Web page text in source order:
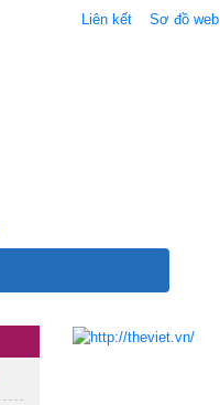
Liên kết Sơ đồ web